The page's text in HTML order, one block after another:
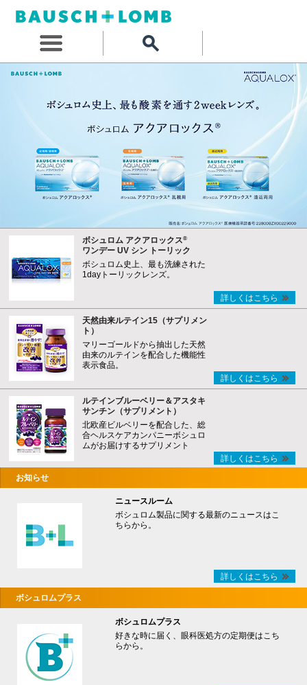
ボシュロム アクアロックス®
ワンデー UV シン トーリック
ボシュロム史上、最も洗練された
1dayトーリックレンズ。
詳しくはこちら
天然由来ルテイン15（サプリメン
ト）
マリーゴールドから抽出した天然
由来のルテインを配合した機能性
表示食品。
詳しくはこちら
ルテインブルーベリー＆アスタキ
サンチン（サプリメント）
北欧産ビルベリーを配合した、総
合ヘルスケアカンパニーボシュロ
ムがお届けするサプリメント
詳しくはこちら
お知らせ
ニュースルーム
ボシュロム製品に関する最新のニュースはこ
ちらから。
詳しくはこちら
ボシュロムプラス
ボシュロムプラス
好きな時に届く、眼科医処方の定期便はこち
らから。